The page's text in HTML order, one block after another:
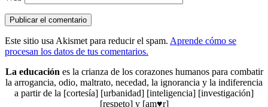
Este sitio usa Akismet para reducir el spam. Aprende cómo se
procesan los datos de tus comentarios.
La educaciónes la crianza de los corazones humanos para combatir
la arrogancia, odio, maltrato, necedad, la ignorancia y la indiferencia
a partir de la [cortesía] [urbanidad] [inteligencia] [investigación]
[respeto] y [am♥r]